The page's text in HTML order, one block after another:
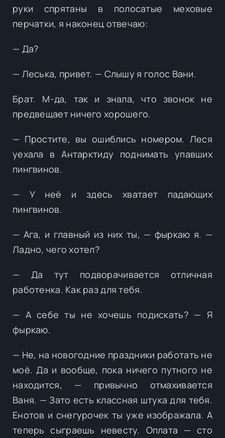
руки спрятаны в полосатые меховые
перчатки, я наконец отвечаю:
— Да?
— Леська, привет. — Слышу я голос Вани.
Брат. М-да, так и знала, что звонок не
предвещает ничего хорошего.
— Простите, вы ошиблись номером. Леся
уехала в Антарктиду поднимать упавших
пингвинов.
— У неё и здесь хватает падающих
пингвинов.
— Ага, и главный из них ты, — фыркаю я. —
Ладно, чего хотел?
— Да тут подворачивается отличная
работенка. Как раз для тебя.
— А себе ты не хочешь подискать? — Я
фыркаю.
— Не, на новогодние праздники работать не
моё. Да и вообще, пока ничего путного не
находится, — привычно отмахивается
Ваня. — Зато есть классная штука для тебя.
Енотов и снегурочек ты уже изображала. А
теперь сыграешь невесту. Оплата — сто